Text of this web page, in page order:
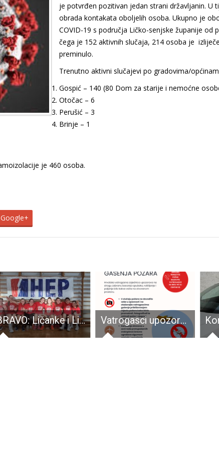
je potvrđen pozitivan jedan strani državljanin. U
obrada kontakata oboljelih osoba. Ukupno je
COVID-19 s područja Ličko-senjske županije od
čega je 152 aktivnih slučaja, 214 osoba je
preminulo.
Trenutno aktivni slučajevi po gradovima/
Gospić – 140 (80 Dom za starije i nemoćne
Otočac – 6
Perušić – 3
Brinje – 1
je 460 osoba.
Google+
BRAVO: Ličanke i Ličani ostvarili plasman na državnu završnicu HEP turnira u rukometu Vatrogasci upozoravaju na veliku opasnost od nastanka požara